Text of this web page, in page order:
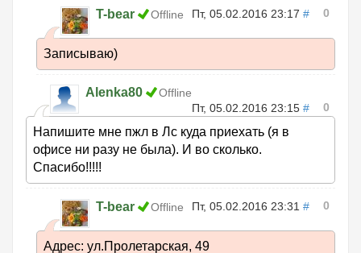
T-bear Offline Пт, 05.02.2016 23:17 # 0
Записываю)
Alenka80
Offline
Пт, 05.02.2016 23:15 # 0
Напишите мне пжл в Лс куда приехать (я в
офисе ни разу не была). И во сколько.
Спасибо!!!!!
T-bear Offline Пт, 05.02.2016 23:31 # 0
Адрес: ул.Пролетарская, 49